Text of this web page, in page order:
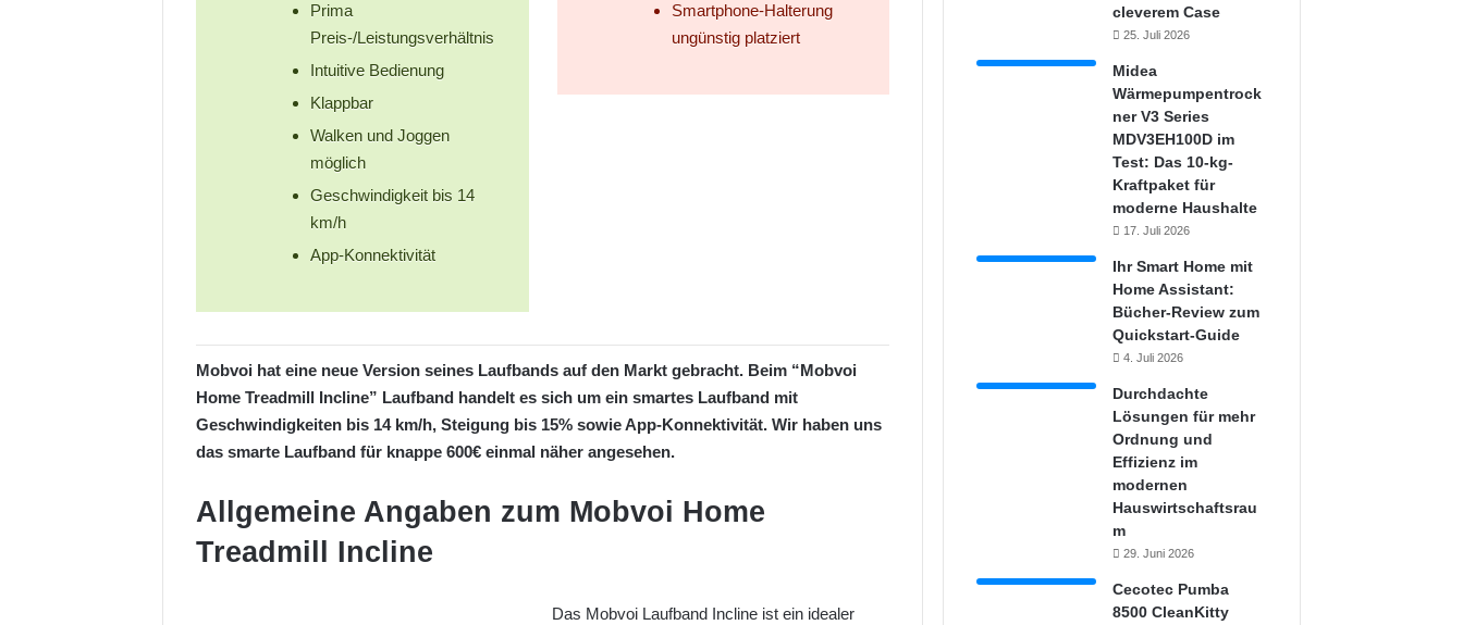
Prima
Preis-/Leistungsverhältnis
Intuitive Bedienung
Klappbar
Walken und Joggen
möglich
Geschwindigkeit bis 14
km/h
App-Konnektivität
Smartphone-Halterung
ungünstig platziert
Mobvoi hat eine neue Version seines Laufbands auf den Markt gebracht. Beim “Mobvoi
Home Treadmill Incline” Laufband handelt es sich um ein smartes Laufband mit
Geschwindigkeiten bis 14 km/h, Steigung bis 15% sowie App-Konnektivität. Wir haben uns
das smarte Laufband für knappe 600€ einmal näher angesehen.
Allgemeine Angaben zum Mobvoi Home
Treadmill Incline
Das Mobvoi Laufband Incline ist ein idealer
cleverem Case
25. Juli 2026
Midea
Wärmepumpentrock
ner V3 Series
MDV3EH100D im
Test: Das 10-kg-
Kraftpaket für
moderne Haushalte
17. Juli 2026
Ihr Smart Home mit
Home Assistant:
Bücher-Review zum
Quickstart-Guide
4. Juli 2026
Durchdachte
Lösungen für mehr
Ordnung und
Effizienz im
modernen
Hauswirtschaftsrau
m
29. Juni 2026
Cecotec Pumba
8500 CleanKitty